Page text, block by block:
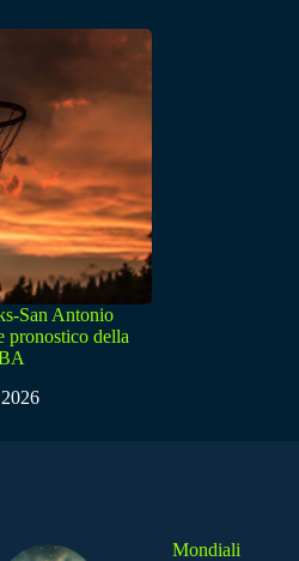
San Antonio
pronostico della
Mondiali